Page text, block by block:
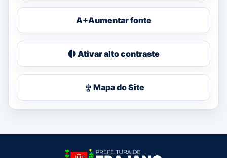
A+Aumentar fonte
Ativar alto contraste
Mapa do Site